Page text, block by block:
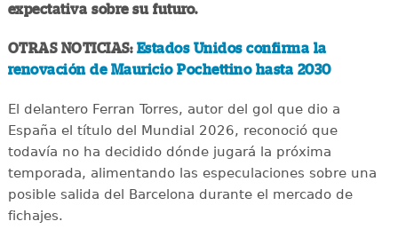
expectativa sobre su futuro.
OTRAS NOTICIAS: Estados Unidos confirma la
renovación de Mauricio Pochettino hasta 2030
El delantero Ferran Torres, autor del gol que dio a
España el título del Mundial 2026, reconoció que
todavía no ha decidido dónde jugará la próxima
temporada, alimentando las especulaciones sobre una
posible salida del Barcelona durante el mercado de
fichajes.